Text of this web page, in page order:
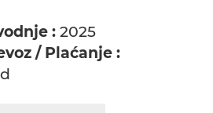
: 2025
/ Plaćanje :